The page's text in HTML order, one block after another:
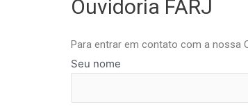
Ouvidoria FARJ
Para entrar em contato com a nossa
Seu nome